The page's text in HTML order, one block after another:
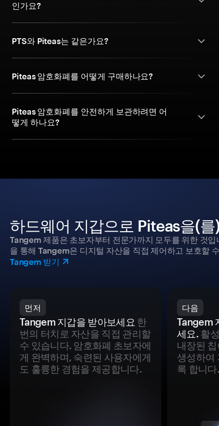
인가요?
PTS와 Piteas는 같은가요?
Piteas 암호화폐를 어떻게 구매하나요?
Piteas 암호화폐를 안전하게 보관하려면 어
떻게 하나요?
하드웨어 지갑으로 Piteas을(
Tangem 제품은 초보자부터 전문가까지 모두를 위한 것
을 통해 Tangem은 디지털 자산을 직접 제어하고 보호할
Tangem 받기
먼저
Tangem 지갑을 받아보세요 한
번의 터치로 자산을 직접 관리할
수 있습니다. 암호화폐 초보자에
게 완벽하며, 숙련된 사용자에게
도 훌륭한 경험을 제공합니다.
다음
Tangem
세요.활
내장된
생성하여
록 합니다.